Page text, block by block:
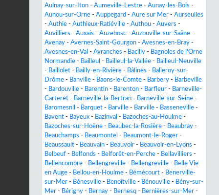
Aulnay-sur-Iton - Aumeville-Lestre - Aunay-les-Bois -
Aunou-sur-Orne - Auppegard - Aure sur Mer - Aurseulles
- Authie - Authieux-Ratiéville - Authou - Auvers -
Auvilliers - Auxais - Auzebosc - Auzouville-sur-Saâne -
Avenay - Avernes-Saint-Gourgon - Avesnes-en-Bray -
Avesnes-en-Val - Avranches - Bacilly - Bagnoles de l'Orne
Normandie - Bailleul - Bailleul-la-Vallée - Bailleul-Neuville
- Baillolet - Bailly-en-Rivière - Bâlines - Balleroy-sur-
Drôme - Banville - Baons-le-Comte - Barbery - Barbeville
- Bardouville - Barentin - Barenton - Barfleur - Barneville-
Carteret - Barneville-la-Bertran - Barneville-sur-Seine -
Baromesnil - Barquet - Barville - Barville - Basseneville -
Bavent - Bayeux - Bazinval - Bazoches-au-Houlme -
Bazoches-sur-Hoëne - Beaubec-la-Rosière - Beaubray -
Beauchamps - Beaumontel - Beaumont-le-Roger -
Beaussault - Beauvain - Beauvoir - Beauvoir-en-Lyons -
Belbeuf - Belfonds - Belforêt-en-Perche - Bellavilliers -
Bellencombre - Bellengreville - Bellengreville - Belle Vie
en Auge - Bellou-en-Houlme - Bémécourt - Benerville-
sur-Mer - Bénesville - Benoîtville - Bénouville - Bény-sur-
Mer - Bérigny - Bernay - Bernesq - Bernières-sur-Mer -